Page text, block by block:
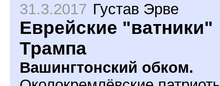
31.3.2017 Густав Эрве
Еврейские "ватники"
Трампа
Вашингтонский обком.